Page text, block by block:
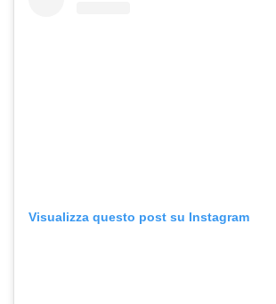
Visualizza questo post su Instagram